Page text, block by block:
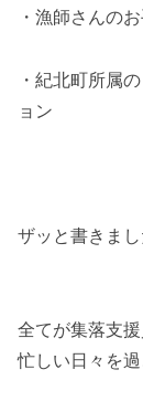
・漁師さんの
・紀北町所属
ョン
ザッと書きま
全てが集落支
忙しい日々を過